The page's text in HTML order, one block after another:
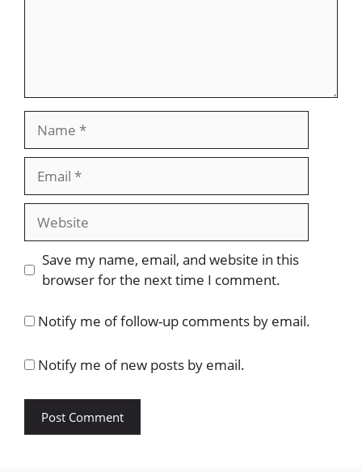
Website
Save my name, email, and website in this
browser for the next time I comment.
Notify me of follow-up comments by email.
Notify me of new posts by email.